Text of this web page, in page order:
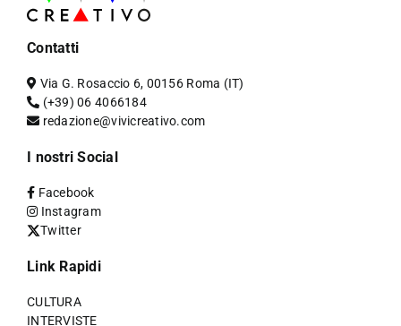
Contatti
Via G. Rosaccio 6, 00156 Roma (IT)
(+39) 06 4066184
redazione@vivicreativo.com
I nostri Social
Facebook
Instagram
Twitter
Link Rapidi
CULTURA
INTERVISTE